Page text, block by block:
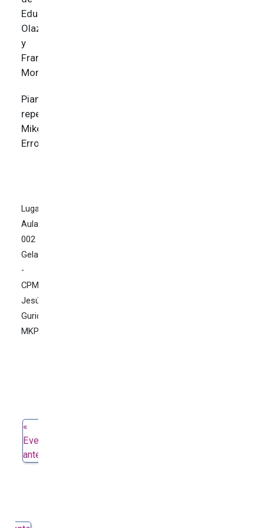
Edurne
Olazabal
y
François
Monciero.
Pianista
repertorista:
Mikel
Erro.
Lugar:
Aula
002
Gela
-
CPM
Jesús
Guridi
MKP
Evento
anterior